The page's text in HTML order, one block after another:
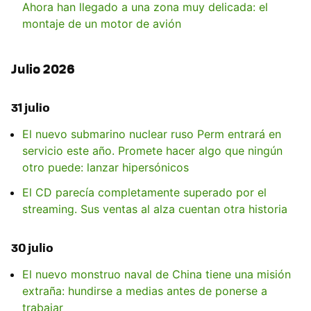
Ahora han llegado a una zona muy delicada: el
montaje de un motor de avión
Julio 2026
31 julio
El nuevo submarino nuclear ruso Perm entrará en
servicio este año. Promete hacer algo que ningún
otro puede: lanzar hipersónicos
El CD parecía completamente superado por el
streaming. Sus ventas al alza cuentan otra historia
30 julio
El nuevo monstruo naval de China tiene una misión
extraña: hundirse a medias antes de ponerse a
trabajar